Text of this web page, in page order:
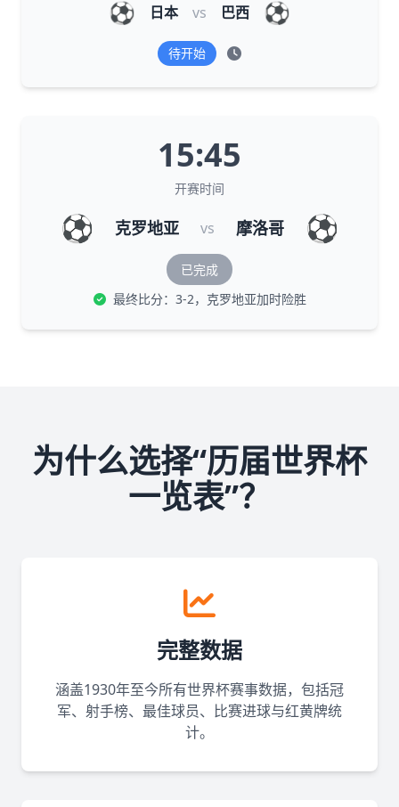
⚽ 日本 vs 巴西 ⚽
待开始
15:45
开赛时间
⚽ 克罗地亚 vs 摩洛哥 ⚽
已完成
最终比分：3-2，克罗地亚加时险胜
为什么选择“历届世界杯
一览表”？
完整数据
涵盖1930年至今所有世界杯赛事数据，包括冠
军、射手榜、最佳球员、比赛进球与红黄牌统
计。